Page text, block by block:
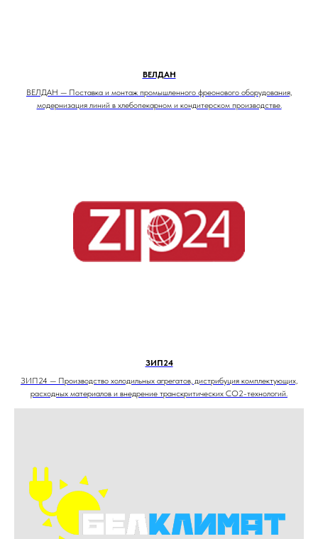
ВЕЛДАН
ВЕЛДАН — Поставка и монтаж промышленного фреонового оборудования,
модернизация линий в хлебопекарном и кондитерском производстве.
ЗИП24
ЗИП24 — Производство холодильных агрегатов, дистрибуция комплектующих,
расходных материалов и внедрение транскритических CO2-технологий.